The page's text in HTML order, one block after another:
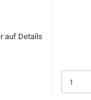
auf Details